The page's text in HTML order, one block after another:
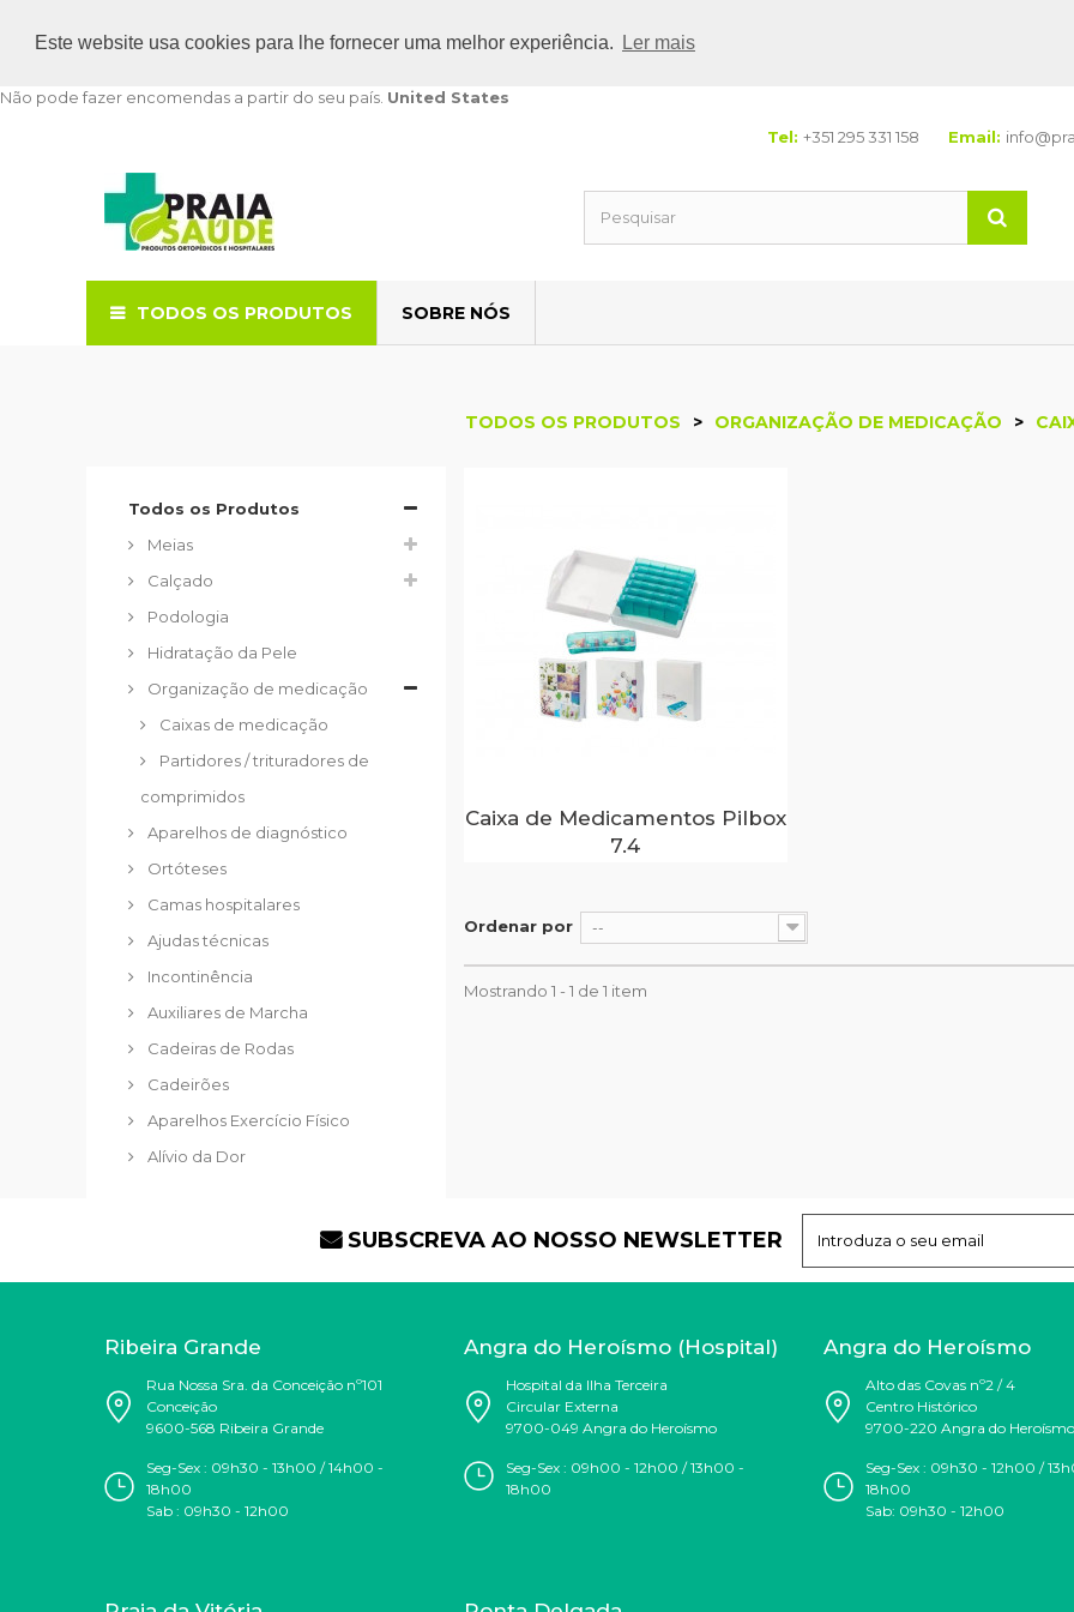
Este website usa cookies para lhe fornecer uma melhor experiência. Ler mais
Não pode fazer encomendas a partir do seu país. United States
Tel: +351 295 331 158 Email:
TODOS OS PRODUTOS SOBRE NÓS
Todos os Produtos
Meias
Calçado
Podologia
Hidratação da Pele
Organização de medicação
Caixas de medicação
Partidores / trituradores de
comprimidos
Aparelhos de diagnóstico
Ortóteses
Camas hospitalares
Ajudas técnicas
Incontinência
Auxiliares de Marcha
Cadeiras de Rodas
Cadeirões
Aparelhos Exercício Físico
Alívio da Dor
TODOS OS PRODUTOS > ORGANIZAÇÃO DE MEDICAÇÃO >
Caixa de Medicamentos Pilbox
7.4
Ordenar por --
Mostrando 1 - 1 de 1 item
SUBSCREVA AO NOSSO NEWSLETTER
Ribeira Grande
Rua Nossa Sra. da Conceição nº101
Conceição
9600-568 Ribeira Grande
Seg-Sex : 09h30 - 13h00 / 14h00 -
18h00
Sab : 09h30 - 12h00
Angra do Heroísmo (Hospital)
Hospital da Ilha Terceira
Circular Externa
9700-049 Angra do Heroísmo
Seg-Sex : 09h00 - 12h00 / 13h00 -
18h00
Angra do Heroísmo
Alto das Covas nº2 / 4
Centro Histórico
9700-220 Angra do Heroísmo
Seg-Sex : 09h30 - 12h00 /
18h00
Sab: 09h30 - 12h00